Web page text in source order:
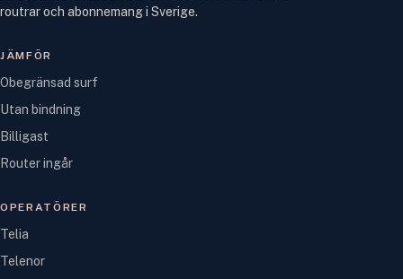
routrar och abonnemang i Sverige.
JÄMFÖR
Obegränsad surf
Utan bindning
Billigast
Router ingår
OPERATÖRER
Telia
Telenor